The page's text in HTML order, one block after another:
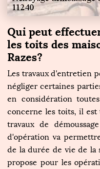
Qui peut
les toits des
Razes?
Les travaux d'entretien
négliger certaines
en considération
concerne les toits, il
travaux de
d'opération va
de la durée de vie de la
propose pour les